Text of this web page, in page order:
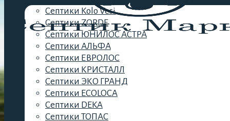
Септики Kolo Vesi
Септики ZORDE
Септики ЮНИЛОС АСТРА
Септики АЛЬФА
Септики ЕВРОЛОС
Септики КРИСТАЛЛ
Септики ЭКО ГРАНД
Септики ECOLOCA
Септики DEKA
Септики ТОПАС